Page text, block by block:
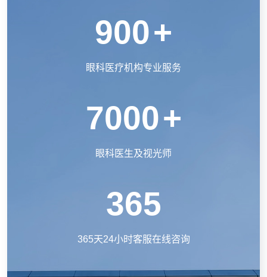
900+
眼科医疗机构专业服务
7000+
眼科医生及视光师
365
365天24小时客服在线咨询